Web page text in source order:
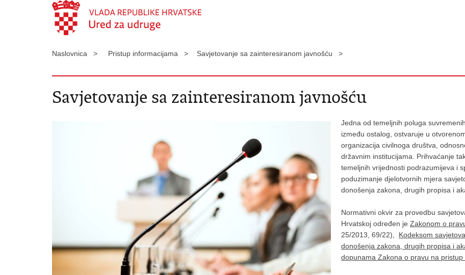
Naslovnica > Pristup informacijama > Savjetovanje sa zainteresiranom javnošću >
Savjetovanje sa zainteresiranom javnošću
Jedna od temeljnih poluga
između ostalog, ostvaruje u
organizacija civilnoga društva,
državnim institucijama. Prihvaćanje
temeljnih vrijednosti podrazumijeva i
poduzimanje djelotvornih mjera
donošenja zakona, drugih propisa i
Normativni okvir za provedbu
Hrvatskoj određen jeZakonom o
25/2013, 69/22), Kodeksom
donošenja zakona, drugih propisa i
dopunama Zakona o pravu na pristup